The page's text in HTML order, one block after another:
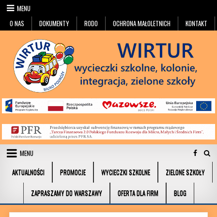
Przejdź do treści
MENU
O NAS
DOKUMENTY RODO OCHRONA MAŁOLETNICH KONTAKT
MENU
AKTUALNOŚCI
PROMOCJE WYCIECZKI SZKOLNE ZIELONE SZKOŁY
ZAPRASZAMY DO WARSZAWY OFERTA DLA FIRM BLOG